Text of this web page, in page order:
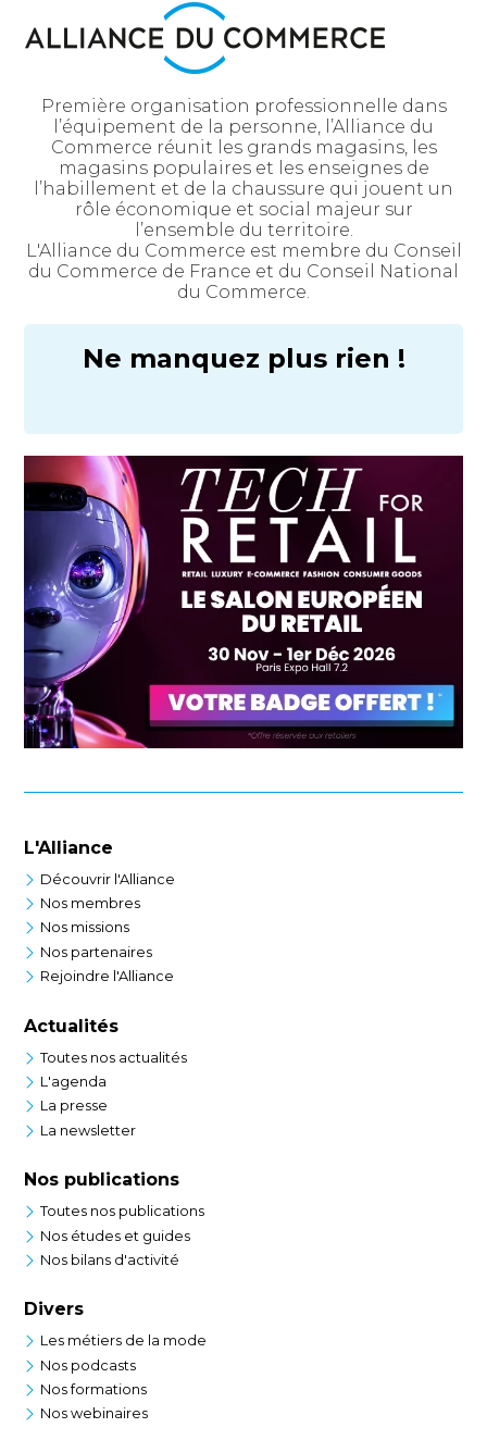
Première organisation professionnelle dans
l’équipement de la personne, l’Alliance du
Commerce réunit les grands magasins, les
magasins populaires et les enseignes de
l’habillement et de la chaussure qui jouent un
rôle économique et social majeur sur
l’ensemble du territoire.
L'Alliance du Commerce est membre du Conseil
du Commerce de France et du Conseil National
du Commerce.
Ne manquez plus rien !
L'Alliance
Découvrir l'Alliance
Nos membres
Nos missions
Nos partenaires
Rejoindre l'Alliance
Actualités
Toutes nos actualités
L'agenda
La presse
La newsletter
Nos publications
Toutes nos publications
Nos études et guides
Nos bilans d'activité
Divers
Les métiers de la mode
Nos podcasts
Nos formations
Nos webinaires